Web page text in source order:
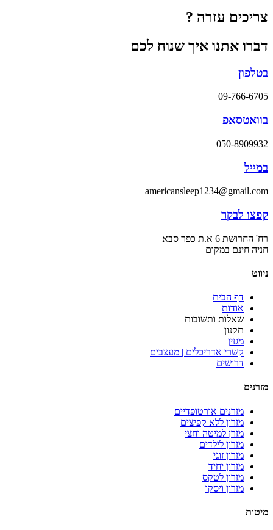
צריכים עזרה ?
דברו אתנו איך שנוח לכם
בטלפון
09-766-6705
בוואטסאפ
050-8909932
במייל
americansleep1234@gmail.com
קפצו לבקר
רח' החרושת 6 א.ת כפר סבא
חניה חינם במקום
ניווט
דף הבית
אודות
שאלות ותשובות
תקנון
מגזין
קשרי אדריכלים | מעצבים
דרושים
מזרנים
מזרנים אורטופדיים
מזרון ללא קפיצים
מזרן למיטה וחצי
מזרון לילדים
מזרון זוגי
מזרון יחיד
מזרון לטקס
מזרון ויסקו
מיטות